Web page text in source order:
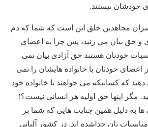
خودشان نیستند.
مجاهدین خلق این است که شما که دم
و حق بیان می زنید، پس چرا به اعضای
خودتان هستند حق آزادی بیان نمی
اعضای خودتان با خانواده هایشان را نمی
که کسانیکه می خواهند با خانواده خود
مگر اینها حق اولیه هر انسانی نیست؟!
ها به دلیل همین جنایت هایی که شما بر
تان جداشده اند. در کشور آلبانی